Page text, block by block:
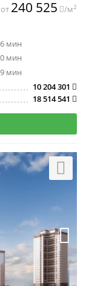
мин
мин
мин
10 204 301
18 514 541
от 240 525 /м2